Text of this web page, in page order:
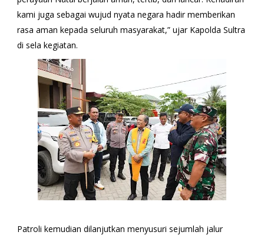
kami juga sebagai wujud nyata negara hadir memberikan
rasa aman kepada seluruh masyarakat,” ujar Kapolda Sultra
di sela kegiatan.
Patroli kemudian dilanjutkan menyusuri sejumlah jalur